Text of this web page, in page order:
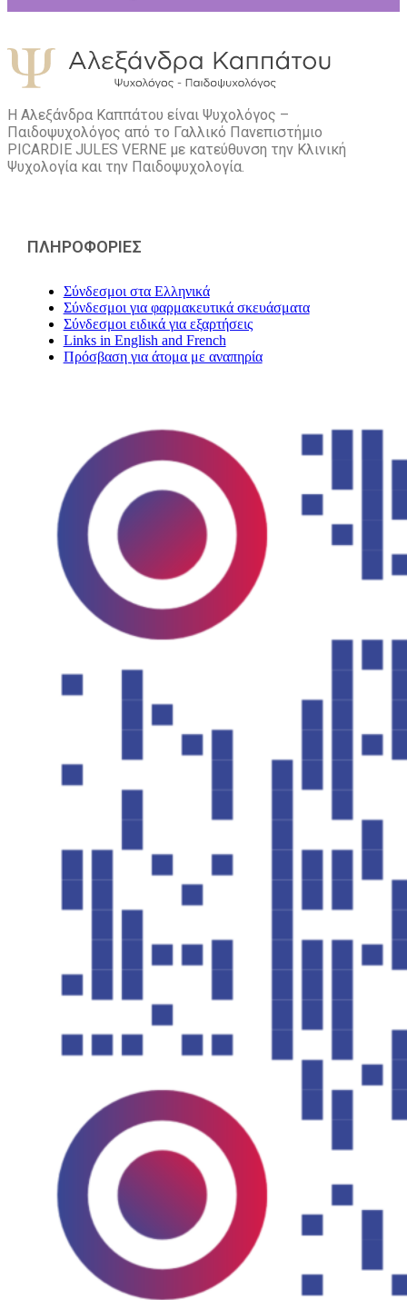
Η Αλεξάνδρα Καππάτου είναι Ψυχολόγος –
Παιδοψυχολόγος από το Γαλλικό Πανεπιστήμιο
PICARDIE JULES VERNE με κατεύθυνση την Kλινική
Ψυχολογία και την Παιδοψυχολογία.
ΠΛΗΡΟΦΟΡΙΕΣ
Σύνδεσμοι στα Ελληνικά
Σύνδεσμοι για φαρμακευτικά σκευάσματα
Σύνδεσμοι ειδικά για εξαρτήσεις
Links in English and French
Πρόσβαση για άτομα με αναπηρία